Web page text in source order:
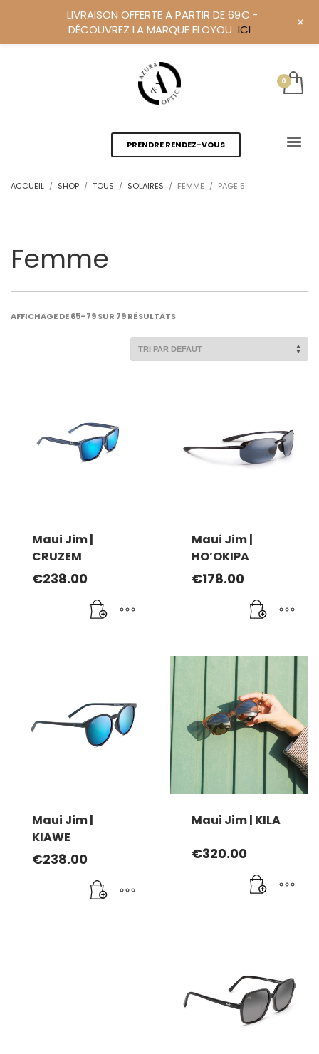
PRENDRE RENDEZ-VOUS
ACCUEIL SHOP TOUS SOLAIRES FEMME PAGE 5
Femme
AFFICHAGE DE 65–79 SUR 79 RÉSULTATS
Maui Jim |
CRUZEM
€238.00
Maui Jim |
HO’OKIPA
€178.00
Maui Jim |
KIAWE
€238.00
Maui Jim | KILA
€320.00
LIVRAISON OFFERTE A PARTIR DE 69€ -
DÉCOUVREZ LA MARQUE ELOYOU ICI +